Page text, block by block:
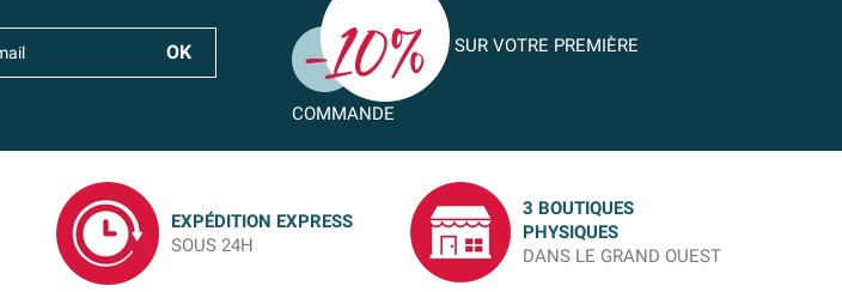
SUR VOTRE PREMIÈRE
COMMANDE
EXPÉDITION EXPRESS
SOUS 24H
3 BOUTIQUES
PHYSIQUES
DANS LE GRAND OUEST